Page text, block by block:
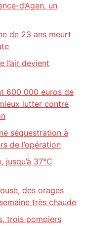
d’Agen, un
de 23 ans meurt
l’air devient
600 000 euros de
lutter contre
séquestration à
de l’opération
37°C
des orages
très chaude
trois pompiers